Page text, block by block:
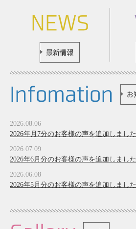
NEWS
最新情報
Infomation お
2026.08.06
2026年月7分のお客様の声を追加しました
2026.07.09
2026年6月分のお客様の声を追加しました
2026.06.08
2026年5月分のお客様の声を追加しました